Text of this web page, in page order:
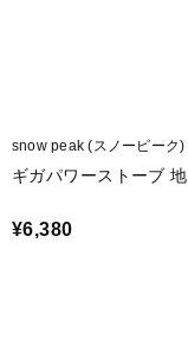
snow peak (スノーピーク)
ギガパワーストーブ 地
¥6,380